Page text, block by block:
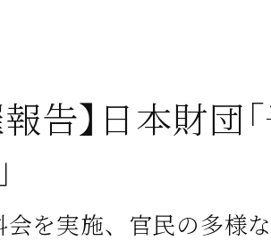
報告】日本財
会を実施、官民の多様